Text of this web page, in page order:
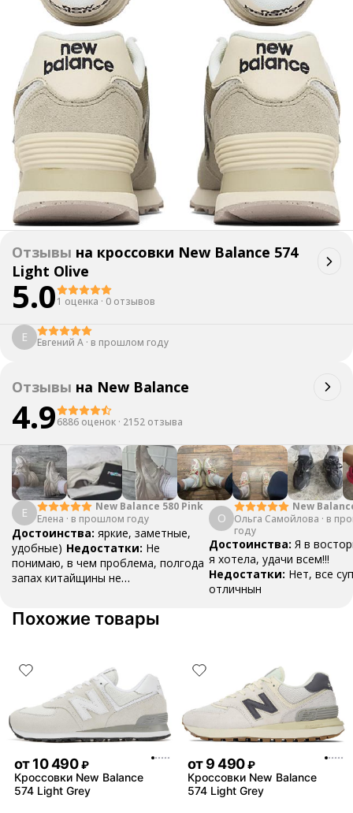
Отзывы на кроссовки New Balance 574
Light Olive
5.01 оценка · 0 отзывов
Е Евгений А · в прошлом году
Отзывы на New Balance
4.96886 оценок · 2152 отзыва
Е
New Balance 580 Pink
Елена · в прошлом году
Достоинства: яркие, заметные,
удобные) Недостатки: Не
понимаю, в чем проблема, полгода
запах китайщины не
деньги вполне норм.
О
New
Ольга Самойлова · в
году
Достоинства: Я в
я хотела, удачи всем!!!
Недостатки: Нет, все
отличнын
Похожие товары
от10 490 ₽
Кроссовки New Balance
574 Light Grey
от9 490 ₽
Кроссовки New Balance
574 Light Grey